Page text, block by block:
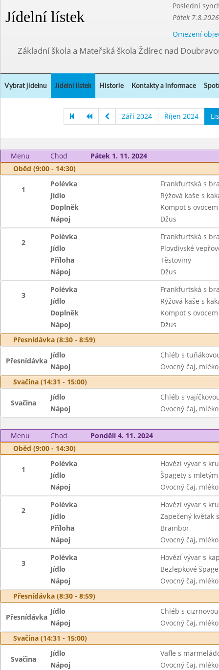
Jídelní lístek
Poslední
Pátek
Omezení
Základní škola a Mateřská škola Ždírec nad
Vybrat jídelnu Jídelní lístek Historie Kontakty a informace
Září 2024 Říjen 2024
Menu Chod
Pátek 1. 11. 2024
Oběd (9:00 - 14:30)
1
Polévka
Frankfurtská s
Jídlo
Rýžová kaše s
Doplněk
Kompot s ovocem
Nápoj
Džus
2
Polévka
Frankfurtská s
Jídlo
Plovdivské
Příloha
Těstoviny
Nápoj
Džus
3
Polévka
Frankfurtská s
Jídlo
Rýžová kaše s
Doplněk
Kompot s ovocem
Nápoj
Džus
Přesnídávka (8:30 - 8:59)
Přesnídávka
Jídlo
Chléb s
Nápoj
Ovocný čaj, mléko
Svačina (14:31 - 15:00)
Svačina
Jídlo
Chléb s
Nápoj
Ovocný čaj, mléko
Menu Chod
Pondělí 4. 11. 2024
Oběd (9:00 - 14:30)
1
Polévka
Hovězí vývar s
Jídlo
Špagety s
Nápoj
Ovocný čaj, mléko
2
Polévka
Hovězí vývar s
Jídlo
Zapečený květak
Příloha
Brambor
Nápoj
Ovocný čaj, mléko
3
Polévka
Hovězí vývar s
Jídlo
Bezlepkové
Nápoj
Ovocný čaj, mléko
Přesnídávka (8:30 - 8:59)
Přesnídávka
Jídlo
Chléb s
Nápoj
Ovocný čaj, mléko
Svačina (14:31 - 15:00)
Svačina
Jídlo
Vafle s
Nápoj
Ovocný čaj, mléko